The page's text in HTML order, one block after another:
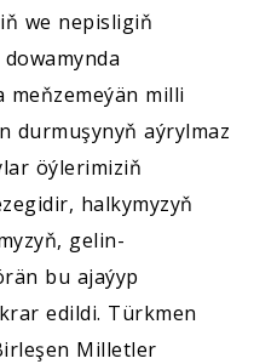
we nepisligiň
milli
durmuşynyň aýrylmaz
öýlerimiziň
halkymyzyň
gelin-
bu ajaýyp
edildi. Türkmen
Milletler